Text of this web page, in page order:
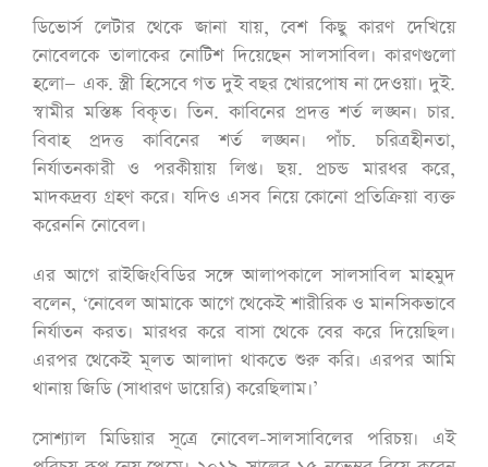
ডিভোর্স লেটার থেকে জানা যায়, বেশ কিছু কারণ দেখিয়ে
নোবেলকে তালাকের নোটিশ দিয়েছেন সালসাবিল। কারণগুলো
হলো— এক. স্ত্রী হিসেবে গত দুই বছর খোরপোষ না দেওয়া। দুই.
স্বামীর মস্তিষ্ক বিকৃত। তিন. কাবিনের প্রদত্ত শর্ত লঙ্ঘন। চার.
বিবাহ প্রদত্ত কাবিনের শর্ত লঙ্ঘন। পাঁচ. চরিত্রহীনতা,
নির্যাতনকারী ও পরকীয়ায় লিপ্ত। ছয়. প্রচন্ড মারধর করে,
মাদকদ্রব‌্য গ্রহণ করে। যদিও এসব নিয়ে কোনো প্রতিক্রিয়া ব‌্যক্ত
করেননি নোবেল।
এর আগে রাইজিংবিডির সঙ্গে আলাপকালে সালসাবিল মাহমুদ
বলেন, ‘নোবেল আমাকে আগে থেকেই শারীরিক ও মানসিকভাবে
নির্যাতন করত। মারধর করে বাসা থেকে বের করে দিয়েছিল।
এরপর থেকেই মূলত আলাদা থাকতে শুরু করি। এরপর আমি
থানায় জিডি (সাধারণ ডায়েরি) করেছিলাম।’
সোশ্যাল মিডিয়ার সূত্রে নোবেল-সালসাবিলের পরিচয়। এই